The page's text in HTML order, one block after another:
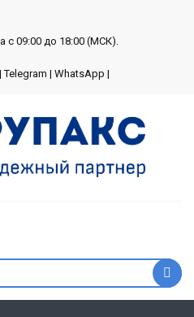
с 09:00 до 18:00 (МСК).
|Telegram | WhatsApp |